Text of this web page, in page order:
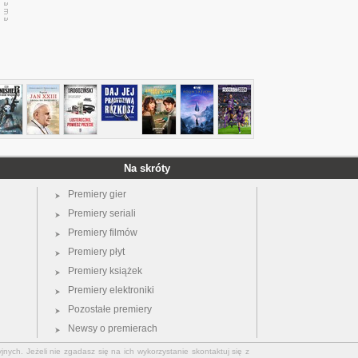
Na skróty
Premiery gier
Premiery seriali
Premiery filmów
Premiery płyt
Premiery książek
Premiery elektroniki
Pozostałe premiery
Newsy o premierach
Jeżeli nie zgadasz się na ich wykorzystanie skontaktuj się z